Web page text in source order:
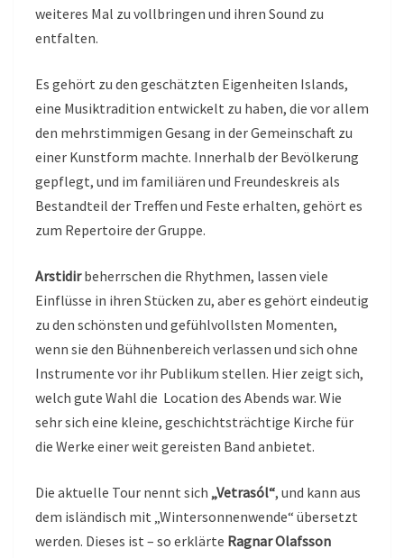
weiteres Mal zu vollbringen und ihren Sound zu
entfalten.
Es gehört zu den geschätzten Eigenheiten Islands,
eine Musiktradition entwickelt zu haben, die vor allem
den mehrstimmigen Gesang in der Gemeinschaft zu
einer Kunstform machte. Innerhalb der Bevölkerung
gepflegt, und im familiären und Freundeskreis als
Bestandteil der Treffen und Feste erhalten, gehört es
zum Repertoire der Gruppe.
Arstidirbeherrschen die Rhythmen, lassen viele
Einflüsse in ihren Stücken zu, aber es gehört eindeutig
zu den schönsten und gefühlvollsten Momenten,
wenn sie den Bühnenbereich verlassen und sich ohne
Instrumente vor ihr Publikum stellen. Hier zeigt sich,
welch gute Wahl die Location des Abends war. Wie
sehr sich eine kleine, geschichtsträchtige Kirche für
die Werke einer weit gereisten Band anbietet.
Die aktuelle Tour nennt sich „Vetrasól“, und kann aus
dem isländisch mit „Wintersonnenwende“ übersetzt
werden. Dieses ist – so erklärte Ragnar Olafsson